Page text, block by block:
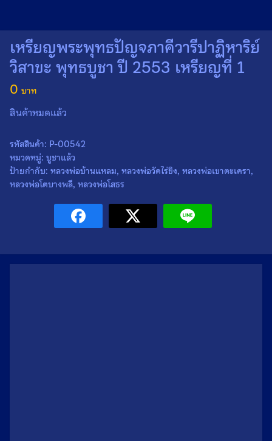
Search
for:
เหรียญพระพุทธปัญจภาคีวารีปาฏิหาริย์
วิสาขะ พุทธบูชา ปี 2553 เหรียญที่ 1
0
สินค้าหมดแล้ว
รหัสสินค้า: P-00542
หมวดหมู่: บูชาแล้ว
ป้ายกำกับ: หลวงพ่อบ้านแหลม, หลวงพ่อวัดไร่ขิง, หลวงพ่อเขาตะเครา,
หลวงพ่อโตบางพลี, หลวงพ่อโสธร